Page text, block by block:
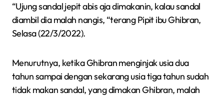
“Ujung sandal jepit abis aja dimakanin, kalau sandal
diambil dia malah nangis, “terang Pipit ibu Ghibran,
Selasa (22/3/2022).
Menurutnya, ketika Ghibran menginjak usia dua
tahun sampai dengan sekarang usia tiga tahun sudah
tidak makan sandal, yang dimakan Ghibran, malah